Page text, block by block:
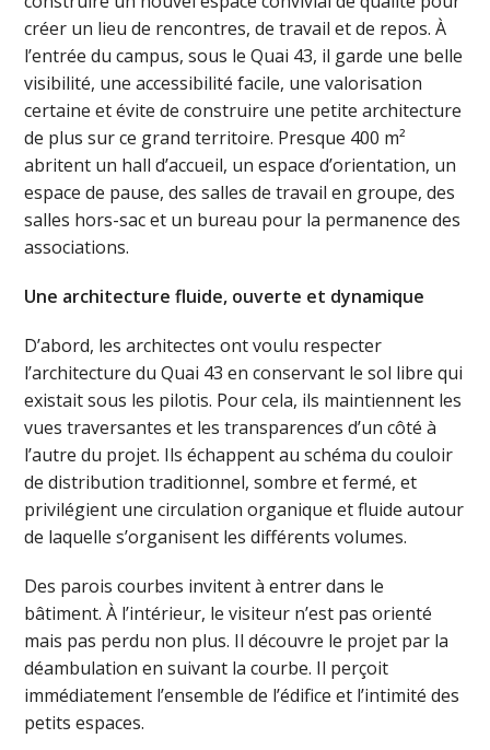
créer un lieu de rencontres, de travail et de repos. À
l’entrée du campus, sous le Quai 43, il garde une belle
visibilité, une accessibilité facile, une valorisation
certaine et évite de construire une petite architecture
de plus sur ce grand territoire. Presque 400 m²
abritent un hall d’accueil, un espace d’orientation, un
espace de pause, des salles de travail en groupe, des
salles hors-sac et un bureau pour la permanence des
associations.
Une architecture fluide, ouverte et dynamique
D’abord, les architectes ont voulu respecter
l’architecture du Quai 43 en conservant le sol libre qui
existait sous les pilotis. Pour cela, ils maintiennent les
vues traversantes et les transparences d’un côté à
l’autre du projet. Ils échappent au schéma du couloir
de distribution traditionnel, sombre et fermé, et
privilégient une circulation organique et fluide autour
de laquelle s’organisent les différents volumes.
Des parois courbes invitent à entrer dans le
bâtiment. À l’intérieur, le visiteur n’est pas orienté
mais pas perdu non plus. Il découvre le projet par la
déambulation en suivant la courbe. Il perçoit
immédiatement l’ensemble de l’édifice et l’intimité des
petits espaces.